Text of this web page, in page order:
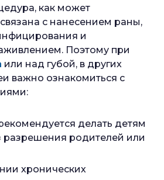
как может
с нанесением раны,
и
Поэтому при
или над губой, в других
важно ознакомиться с
делать детям
разрешения родителей или
хронических